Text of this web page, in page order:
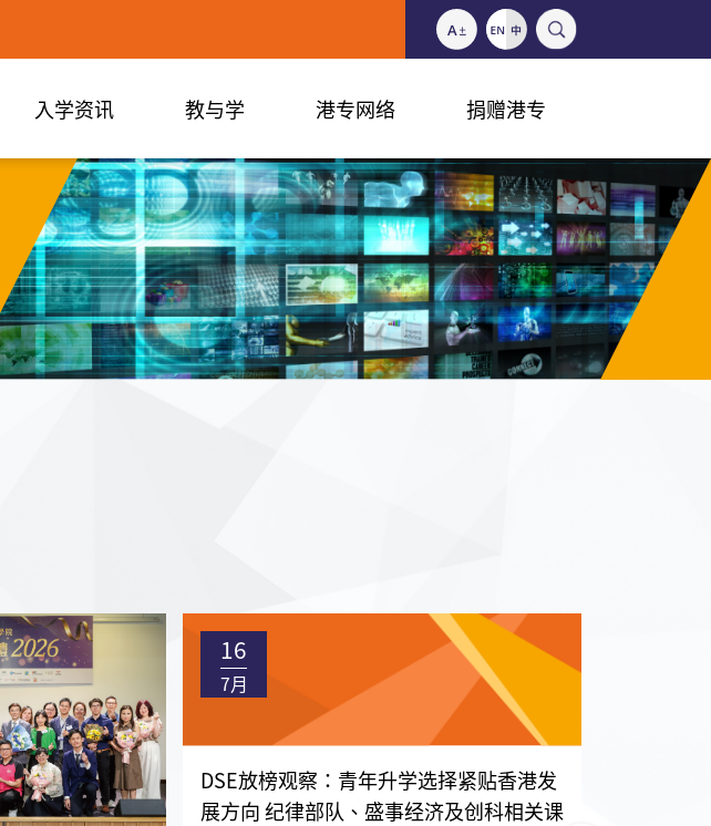
入学资讯 教与学 港专网络 捐赠港专
16
7月
DSE放榜观察：青年升学选择紧贴香港发
展方向 纪律部队、盛事经济及创科相关课